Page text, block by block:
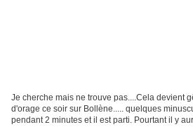
Je cherche mais ne trouve pas....Cela devient
d'orage ce soir sur Bollène..... quelques
pendant 2 minutes et il est parti. Pourtant il y